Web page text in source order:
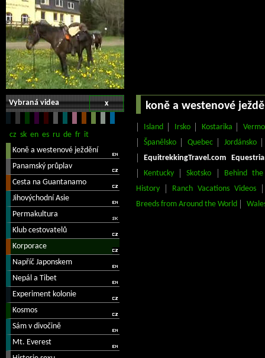
x
Vybraná videa koně a westenové
Island Irsko Kostarika
Španělsko
Quebec
Jordánsko
EquitrekkingTravel.com
Kentucky
Skotsko
Behind the
History
Ranch Vacations Videos
Breeds from Around the World